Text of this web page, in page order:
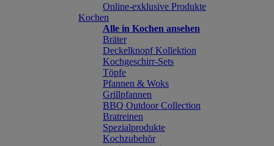
Online-exklusive Produkte
Kochen
Alle in Kochen ansehen
Bräter
Deckelknopf Kollektion
Kochgeschirr-Sets
Töpfe
Pfannen & Woks
Grillpfannen
BBQ Outdoor Collection
Bratreinen
Spezialprodukte
Kochzubehör